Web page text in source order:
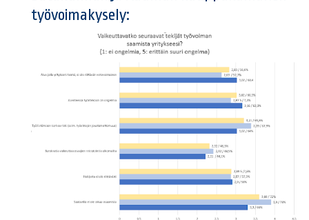
työvoimakysely: